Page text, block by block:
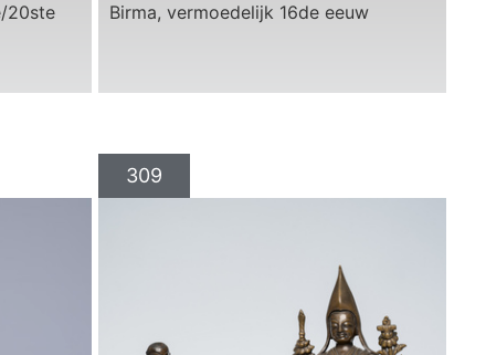
20ste
Birma, vermoedelijk 16de eeuw
309